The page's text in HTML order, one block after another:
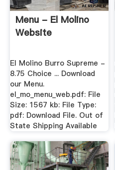
Menu - El Molino
Website
El Molino Burro Supreme -
8.75 Choice ... Download
our Menu.
el_mo_menu_web.pdf: File
Size: 1567 kb: File Type:
pdf: Download File. Out of
State Shipping Available